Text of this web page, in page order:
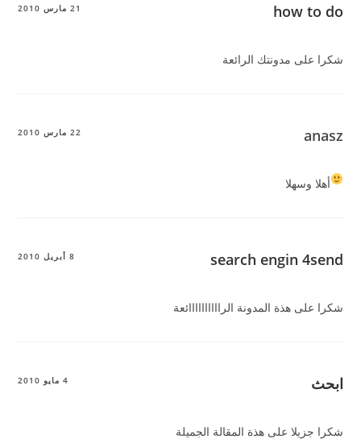
how to do 21 مارس 2010
شكرا على مدونتك الرائعة
anasz 22 مارس 2010
أهلا وسهلا
search engin 4send 8 أبريل 2010
شكرا على هذة المدونة الراااااااااائعة
ابحث 4 مايو 2010
شكرا جزيلا على هذة المقالة الجميلة